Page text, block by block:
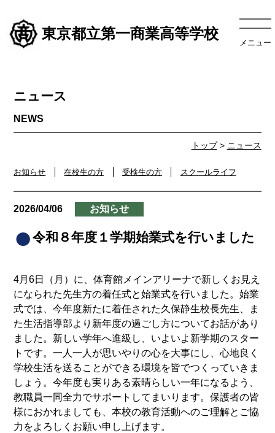
東京都立第一商業高等学校
メニュー
トップ> ニュース
ニュース
お知らせ 在校生の方 受検生の方 スクールライフ
2026/04/06 お知らせ
令和８年度１学期始業式を行いました
4月6日（月）に、体育館メインアリーナで新しくお見え
になられた先生方の着任式と始業式を行いました。始業
式では、今年度新たに着任された久保静生校長先生、ま
た生活指導部より新年度の過ごし方についてお話があり
ました。新しい学年へ進級し、いよいよ新学期のスター
トです。一人一人が思いやりの心を大事にし、心地良く
学校生活を送ることができる環境を皆でつくっていきま
しょう。今年度も実りある素晴らしい一年になるよう、
教職員一同全力でサポートしてまいります。保護者の皆
様におかれましても、本校の教育活動へのご理解とご協
力をよろしくお願い申し上げます。